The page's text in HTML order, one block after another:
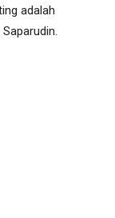
adalah